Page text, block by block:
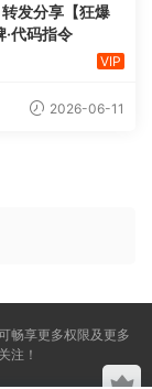
转发分享【狂爆
代码指令
VIP
2026-06-11
畅享更多权限及更多
注！